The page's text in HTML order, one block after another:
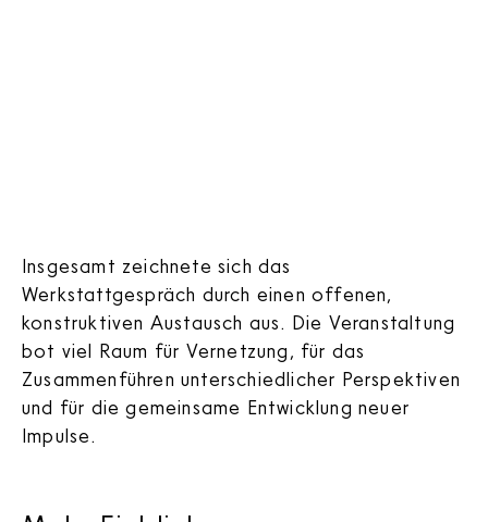
Insgesamt zeichnete sich das
Werkstattgespräch durch einen offenen,
konstruktiven Austausch aus. Die Veranstaltung
bot viel Raum für Vernetzung, für das
Zusammenführen unterschiedlicher Perspektiven
und für die gemeinsame Entwicklung neuer
Impulse.